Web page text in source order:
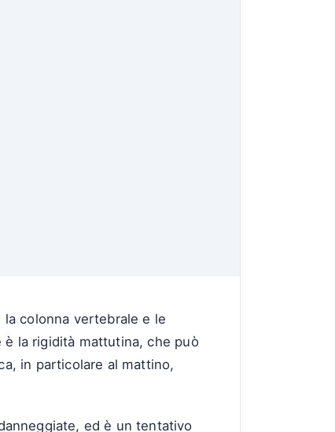
colonna vertebrale e le
la rigidità mattutina, che può
in particolare al mattino,
ed è un tentativo